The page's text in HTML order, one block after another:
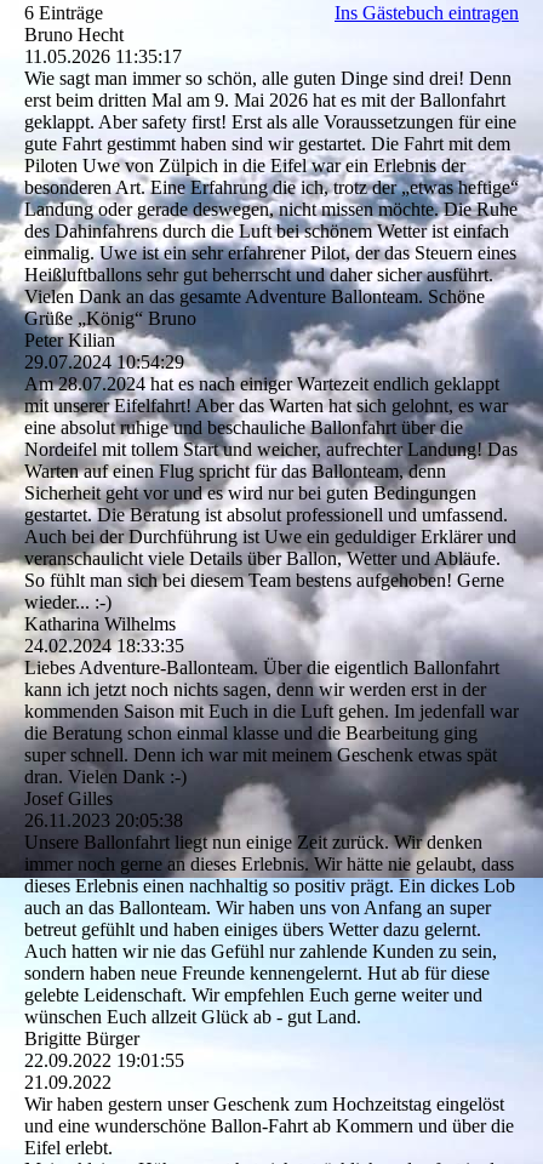
6 Einträge
Ins Gästebuch eintragen
Bruno Hecht
11.05.2026 11:35:17
Wie sagt man immer so schön, alle guten Dinge sind drei! Denn
erst beim dritten Mal am 9. Mai 2026 hat es mit der Ballonfahrt
geklappt. Aber safety first! Erst als alle Voraussetzungen für eine
gute Fahrt gestimmt haben sind wir gestartet. Die Fahrt mit dem
Piloten Uwe von Zülpich in die Eifel war ein Erlebnis der
besonderen Art. Eine Erfahrung die ich, trotz der „etwas heftige“
Landung oder gerade deswegen, nicht missen möchte. Die Ruhe
des Dahinfahrens durch die Luft bei schönem Wetter ist einfach
einmalig. Uwe ist ein sehr erfahrener Pilot, der das Steuern eines
Heißluftballons sehr gut beherrscht und daher sicher ausführt.
Vielen Dank an das gesamte Adventure Ballonteam. Schöne
Grüße „König“ Bruno
Peter Kilian
29.07.2024 10:54:29
Am 28.07.2024 hat es nach einiger Wartezeit endlich geklappt
mit unserer Eifelfahrt! Aber das Warten hat sich gelohnt, es war
eine absolut ruhige und beschauliche Ballonfahrt über die
Nordeifel mit tollem Start und weicher, aufrechter Landung! Das
Warten auf einen Flug spricht für das Ballonteam, denn
Sicherheit geht vor und es wird nur bei guten Bedingungen
gestartet. Die Beratung ist absolut professionell und umfassend.
Auch bei der Durchführung ist Uwe ein geduldiger Erklärer und
veranschaulicht viele Details über Ballon, Wetter und Abläufe.
So fühlt man sich bei diesem Team bestens aufgehoben! Gerne
wieder... :-)
Katharina Wilhelms
24.02.2024 18:33:35
Liebes Adventure-Ballonteam. Über die eigentlich Ballonfahrt
kann ich jetzt noch nichts sagen, denn wir werden erst in der
kommenden Saison mit Euch in die Luft gehen. Im jedenfall war
die Beratung schon einmal klasse und die Bearbeitung ging
super schnell. Denn ich war mit meinem Geschenk etwas spät
dran. Vielen Dank :-)
Josef Gilles
26.11.2023 20:05:38
Unsere Ballonfahrt liegt nun einige Zeit zurück. Wir denken
immer noch gerne an dieses Erlebnis. Wir hätte nie gelaubt, dass
dieses Erlebnis einen nachhaltig so positiv prägt. Ein dickes Lob
auch an das Ballonteam. Wir haben uns von Anfang an super
betreut gefühlt und haben einiges übers Wetter dazu gelernt.
Auch hatten wir nie das Gefühl nur zahlende Kunden zu sein,
sondern haben neue Freunde kennengelernt. Hut ab für diese
gelebte Leidenschaft. Wir empfehlen Euch gerne weiter und
wünschen Euch allzeit Glück ab - gut Land.
Brigitte Bürger
22.09.2022 19:01:55
21.09.2022
Wir haben gestern unser Geschenk zum Hochzeitstag eingelöst
und eine wunderschöne Ballon-Fahrt ab Kommern und über die
Eifel erlebt.